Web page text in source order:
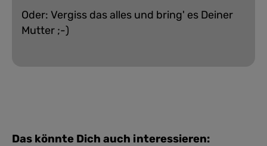
Oder: Vergiss das alles und bring' es Deiner
Mutter ;-)
Das könnte Dich auch interessieren: